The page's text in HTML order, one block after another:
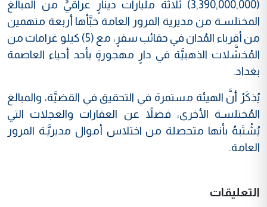
(3,390,000,000) ثلاثة مليارات دينارٍ عراقيٍّ من المبالغ
المختلسـة من مديرية المرور العامة خبَّأها أربعة متهمين
من أقرباء المُدان في حقائب سفرٍ، مع (5) كيلو غرامات من
المُخشَّلات الذهبيَّة في دارٍ مهجورةٍ بأحد أحياء العاصمة
بغداد.
يُذكَرُ أنَّ الهيئة مستمرة في التحقيق في القضيَّة، والمبالغ
المُختلسـة الأخرى، فضلاً عن العقارات والعجلات التي
يُشْتَبهُ بأنها متحصلة من اختلاس أموال مديريَّـة المرور
العامة.
التعليقات